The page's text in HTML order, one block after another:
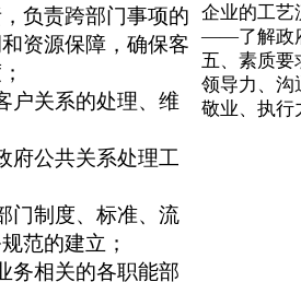
负责跨部门事项的
资源保障，确保客
户关系的处理、维
府公共关系处理工
门制度、标准、流
范的建立；
务相关的各职能部
企业的工艺
——了解政
五、素质要
领导力、沟
敬业、执行